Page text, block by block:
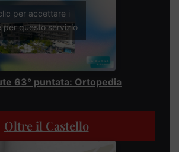
per accettare i
per questo servizio
63° puntata: Ortopedia
Oltre il Castello